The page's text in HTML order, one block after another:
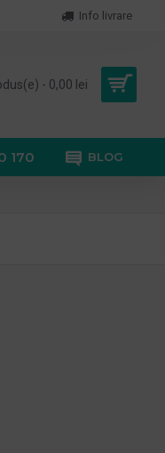
Info livrare
- 0,00 lei
170 BLOG